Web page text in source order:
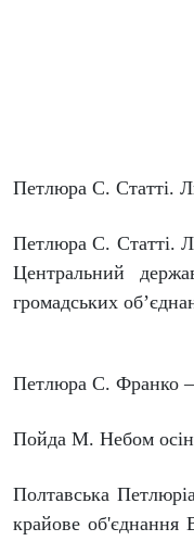
Петлюра С. Статті.
Петлюра С. Статті.
Центральний
громадських
Петлюра С. Франко –
Пойда М. Небом
Полтавська
крайове